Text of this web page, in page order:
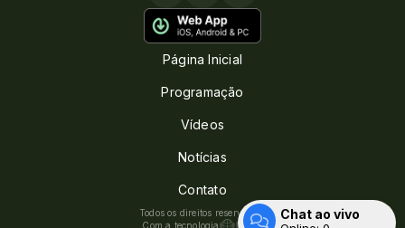
Página Inicial
Programação
Vídeos
Notícias
Contato
Todos os direitos reservados.
Com a tecnologia
Chat ao vivo